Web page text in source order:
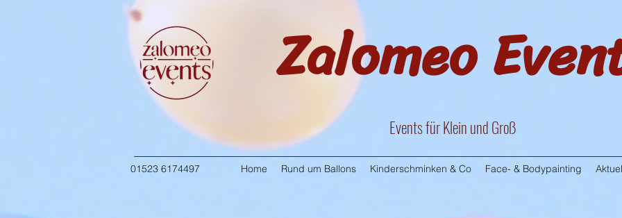
Zalomeo
Events für Klein und Groß
01523 6174497 Home Rund um Ballons Kinderschminken & Co Face- & Bodypainting